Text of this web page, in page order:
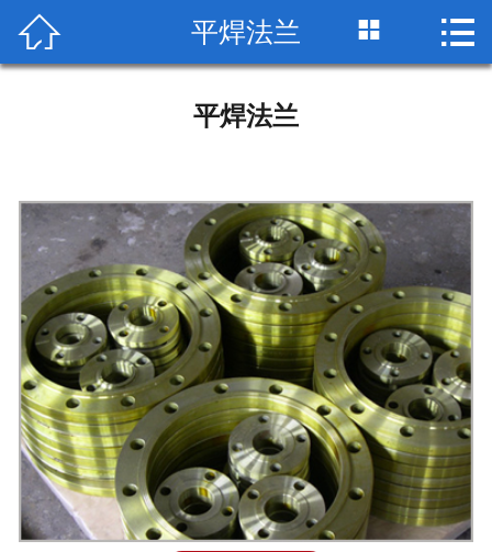
网站首页
荣誉资质
工艺流程
检测设备
生产车间
包装运输
技术标准
联系我们
 平焊法兰  
平焊法兰